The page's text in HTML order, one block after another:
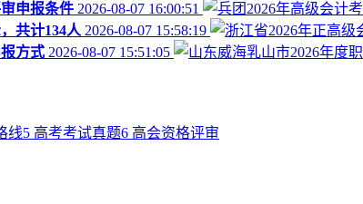
申报条件 2026-08-07 16:00:51
共计134人 2026-08-07 15:58:19
方式 2026-08-07 15:51:05
线5 高考考试真题6 高会资格评审